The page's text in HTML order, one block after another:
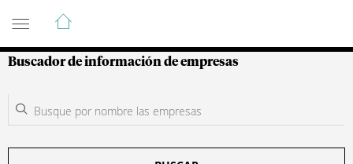
Guía de Empresas Colombianas
Buscador de información de empresas